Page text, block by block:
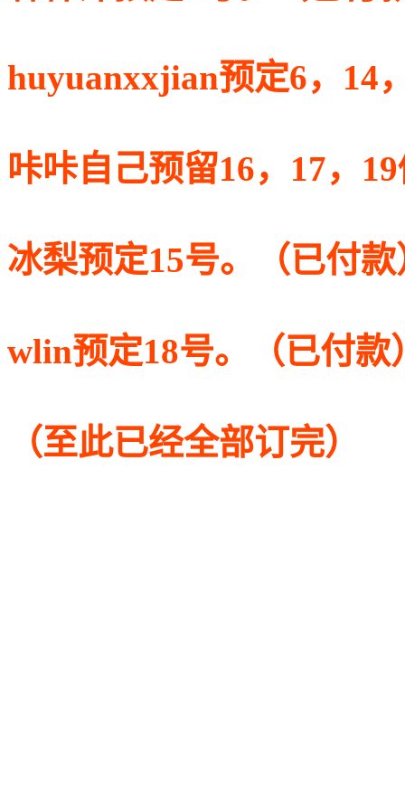
huyuanxxjian预定6，14
咔咔自己预留16，17，
冰梨预定15号。（已付款
wlin预定18号。（已付款
（至此已经全部订完）